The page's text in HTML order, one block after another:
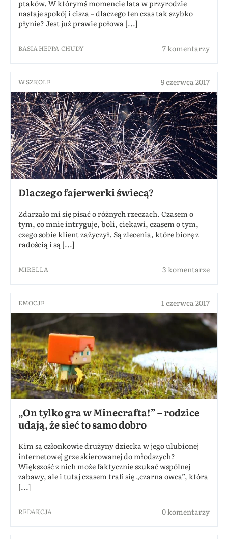
ptaków. W którymś momencie lata w przyrodzie
nastaje spokój i cisza – dlaczego ten czas tak szybko
płynie? Jest już prawie połowa [...]
BASIA HEPPA-CHUDY 7 komentarzy
W SZKOLE 9 czerwca 2017
Dlaczego fajerwerki świecą?
Zdarzało mi się pisać o różnych rzeczach. Czasem o
tym, co mnie intryguje, boli, ciekawi, czasem o tym,
czego sobie klient zażyczył. Są zlecenia, które biorę z
radością i są [...]
MIRELLA 3 komentarze
EMOCJE 1 czerwca 2017
„On tylko gra w Minecrafta!” – rodzice
udają, że sieć to samo dobro
Kim są członkowie drużyny dziecka w jego ulubionej
internetowej grze skierowanej do młodszych?
Większość z nich może faktycznie szukać wspólnej
zabawy, ale i tutaj czasem trafi się „czarna owca”, która
[...]
REDAKCJA 0 komentarzy